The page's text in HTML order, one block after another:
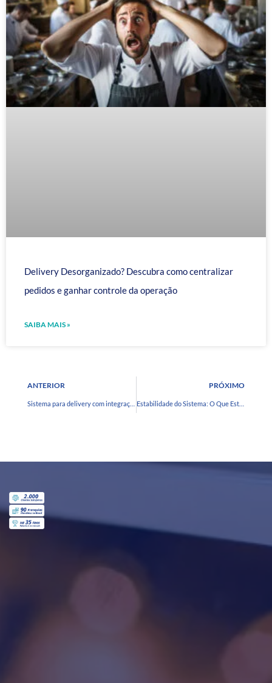
Delivery Desorganizado? Descubra como centralizar
pedidos e ganhar controle da operação
SAIBA MAIS »
ANTERIOR PRÓXIMO
Estabilidade do Sistema: O Que Está em Jogo Quando Seu Restaurante Não Pode Parar